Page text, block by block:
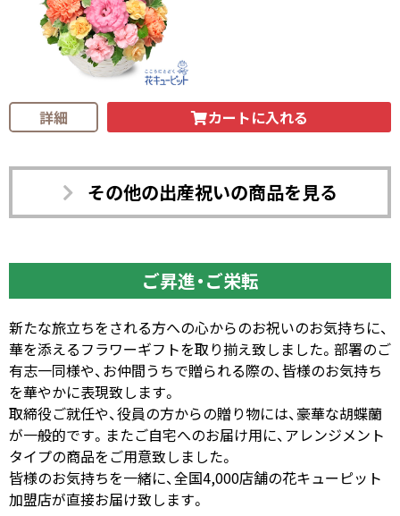
詳細 カートに入れる
その他の出産祝いの商品を見る
ご昇進・ご栄転
新たな旅立ちをされる方への心からのお祝いのお気持ちに、
華を添えるフラワーギフトを取り揃え致しました。部署のご
有志一同様や、お仲間うちで贈られる際の、皆様のお気持ち
を華やかに表現致します。
取締役ご就任や、役員の方からの贈り物には、豪華な胡蝶蘭
が一般的です。またご自宅へのお届け用に、アレンジメント
タイプの商品をご用意致しました。
皆様のお気持ちを一緒に、全国4,000店舗の花キューピット
加盟店が直接お届け致します。